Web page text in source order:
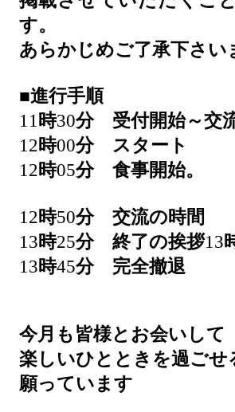
す。
あらかじめご了承下さい
■進行手順
11時30分 受付開始～交
12時00分 スタート
12時05分 食事開始。
12 時50分 交流の時間
13 時25分 終了の挨拶13
13 時45分 完全撤退
今月も皆様とお会いして
楽しいひとときを過ごせ
願っています